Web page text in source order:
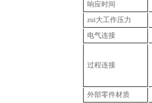
响应时间
zui大工作压力
电气连接
过程连接
外部零件材质